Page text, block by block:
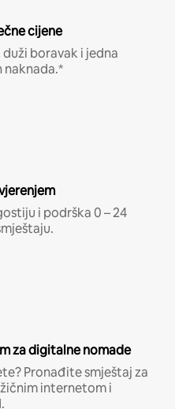
cijene
boravak i jedna
naknada.*
i podrška 0 – 24
za digitalne nomade
Pronađite smještaj za
internetom i